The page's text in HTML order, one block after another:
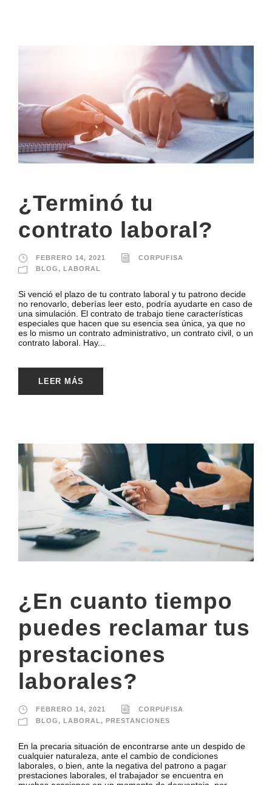
¿Terminó tu
contrato laboral?
FEBRERO 14, 2021
CORPUFISA
BLOG, LABORAL
Si venció el plazo de tu contrato laboral y tu patrono decide
no renovarlo, deberías leer esto, podría ayudarte en caso de
una simulación. El contrato de trabajo tiene características
especiales que hacen que su esencia sea única, ya que no
es lo mismo un contrato administrativo, un contrato civil, o un
contrato laboral. Hay...
LEER MÁS
¿En cuanto tiempo
puedes reclamar tus
prestaciones
laborales?
FEBRERO 14, 2021
CORPUFISA
BLOG, LABORAL , PRESTANCIONES
En la precaria situación de encontrarse ante un despido de
cualquier naturaleza, ante el cambio de condiciones
laborales, o bien, ante la negativa del patrono a pagar
prestaciones laborales, el trabajador se encuentra en